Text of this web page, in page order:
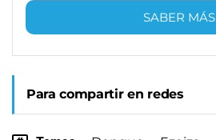
SABER MÁS
Para compartir en redes